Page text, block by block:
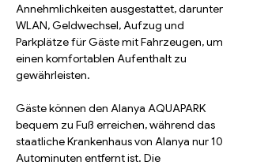
Annehmlichkeiten ausgestattet, darunter
WLAN, Geldwechsel, Aufzug und
Parkplätze für Gäste mit Fahrzeugen, um
einen komfortablen Aufenthalt zu
gewährleisten.
Gäste können den Alanya AQUAPARK
bequem zu Fuß erreichen, während das
staatliche Krankenhaus von Alanya nur 10
Autominuten entfernt ist. Die